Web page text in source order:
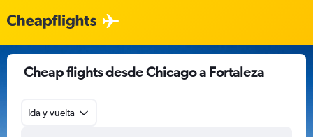
Cheap flights desde Chicago a Fortaleza
Ida y vuelta